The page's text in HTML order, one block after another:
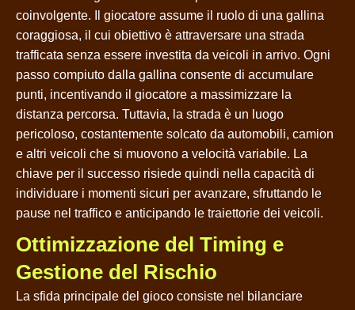
coinvolgente. Il giocatore assume il ruolo di una gallina
coraggiosa, il cui obiettivo è attraversare una strada
trafficata senza essere investita da veicoli in arrivo. Ogni
passo compiuto dalla gallina consente di accumulare
punti, incentivando il giocatore a massimizzare la
distanza percorsa. Tuttavia, la strada è un luogo
pericoloso, costantemente solcato da automobili, camion
e altri veicoli che si muovono a velocità variabile. La
chiave per il successo risiede quindi nella capacità di
individuare i momenti sicuri per avanzare, sfruttando le
pause nel traffico e anticipando le traiettorie dei veicoli.
Ottimizzazione del Timing e
Gestione del Rischio
La sfida principale del gioco consiste nel bilanciare